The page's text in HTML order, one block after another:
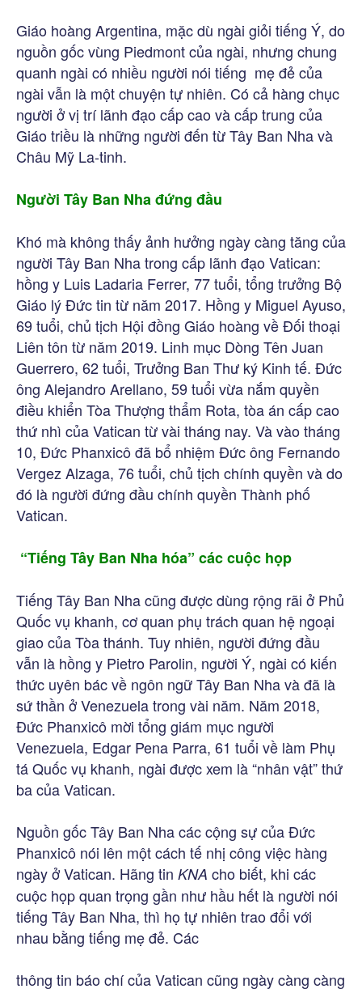
Giáo hoàng Argentina, mặc dù ngài giỏi tiếng Ý, do
nguồn gốc vùng Piedmont của ngài, nhưng chung
quanh ngài có nhiều người nói tiếng mẹ đẻ của
ngài vẫn là một chuyện tự nhiên. Có cả hàng chục
người ở vị trí lãnh đạo cấp cao và cấp trung của
Giáo triều là những người đến từ Tây Ban Nha và
Châu Mỹ La-tinh.
Người Tây Ban Nha đứng đầu
Khó mà không thấy ảnh hưởng ngày càng tăng của
người Tây Ban Nha trong cấp lãnh đạo Vatican:
hồng y Luis Ladaria Ferrer, 77 tuổi, tổng trưởng Bộ
Giáo lý Đức tin từ năm 2017. Hồng y Miguel Ayuso,
69 tuổi, chủ tịch Hội đồng Giáo hoàng về Đối thoại
Liên tôn từ năm 2019. Linh mục Dòng Tên Juan
Guerrero, 62 tuổi, Trưởng Ban Thư ký Kinh tế. Đức
ông Alejandro Arellano, 59 tuổi vừa nắm quyền
điều khiển Tòa Thượng thẩm Rota, tòa án cấp cao
thứ nhì của Vatican từ vài tháng nay. Và vào tháng
10, Đức Phanxicô đã bổ nhiệm Đức ông Fernando
Vergez Alzaga, 76 tuổi, chủ tịch chính quyền và do
đó là người đứng đầu chính quyền Thành phố
Vatican.
“Tiếng Tây Ban Nha hóa” các cuộc họp
Tiếng Tây Ban Nha cũng được dùng rộng rãi ở Phủ
Quốc vụ khanh, cơ quan phụ trách quan hệ ngoại
giao của Tòa thánh. Tuy nhiên, người đứng đầu
vẫn là hồng y Pietro Parolin, người Ý, ngài có kiến
thức uyên bác về ngôn ngữ Tây Ban Nha và đã là
sứ thần ở Venezuela trong vài năm. Năm 2018,
Đức Phanxicô mời tổng giám mục người
Venezuela, Edgar Pena Parra, 61 tuổi về làm Phụ
tá Quốc vụ khanh, ngài được xem là “nhân vật” thứ
ba của Vatican.
Nguồn gốc Tây Ban Nha các cộng sự của Đức
Phanxicô nói lên một cách tế nhị công việc hàng
ngày ở Vatican. Hãng tin KNA cho biết, khi các
cuộc họp quan trọng gần như hầu hết là người nói
tiếng Tây Ban Nha, thì họ tự nhiên trao đổi với
nhau bằng tiếng mẹ đẻ. Các
thông tin báo chí của Vatican cũng ngày càng càng